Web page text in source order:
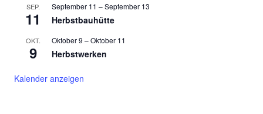
SEP.
11
September 11 –September 13
Herbstbauhütte
OKT.
9
Oktober 9 –Oktober 11
Herbstwerken
Kalender anzeigen